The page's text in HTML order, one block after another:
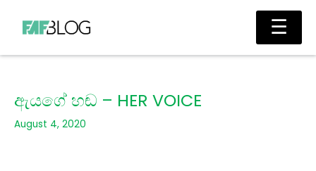
content
Main
ඇයගේ හඬ – HER VOICE
August 4, 2020
☰